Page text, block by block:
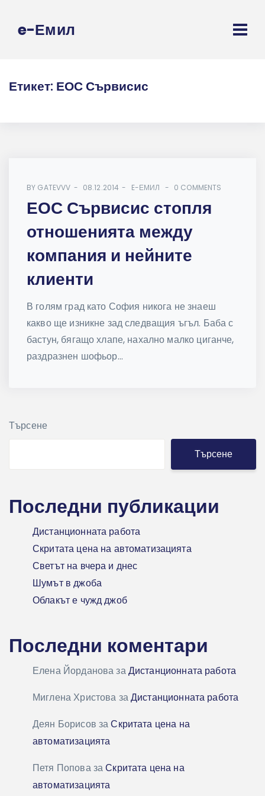
e-Емил
Етикет: ЕОС Сървисис
BY GATEVVV 08.12.2014 E-ЕМИЛ 0 COMMENTS
ЕОС Сървисис стопля
отношенията между
компания и нейните
клиенти
В голям град като София никога не знаеш
какво ще изникне зад следващия ъгъл. Баба с
бастун, бягащо хлапе, нахално малко циганче,
раздразнен шофьор...
Търсене
Търсене
Последни публикации
Дистанционната работа
Скритата цена на автоматизацията
Светът на вчера и днес
Шумът в джоба
Облакът е чужд джоб
Последни коментари
Елена ЙордановазаДистанционната работа
Миглена Христова заДистанционната работа
Деян Борисов заСкритата цена на
автоматизацията
Петя ПоповазаСкритата цена на
автоматизацията